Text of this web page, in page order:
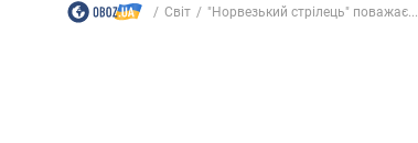
Світ "Норвезький стрілець" поважає...